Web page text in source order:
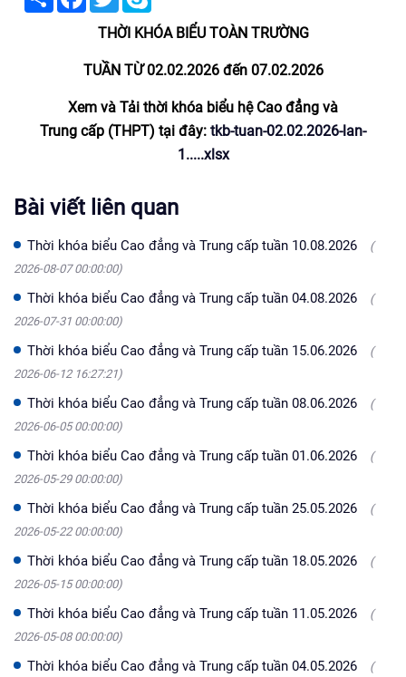
THỜI KHÓA BIỂU TOÀN TRƯỜNG
TUẦN TỪ 02.02.2026 đến 07.02.2026
Xem và Tải thời khóa biểu hệ Cao đẳng và
Trung cấp (THPT) tại đây: tkb-tuan-02.02.2026-lan-
1.....xlsx
Bài viết liên quan
Thời khóa biểu Cao đẳng và Trung cấp tuần 10.08.2026
(
2026-08-07 00:00:00)
Thời khóa biểu Cao đẳng và Trung cấp tuần 04.08.2026
(
2026-07-31 00:00:00)
Thời khóa biểu Cao đẳng và Trung cấp tuần 15.06.2026
(
2026-06-12 16:27:21)
Thời khóa biểu Cao đẳng và Trung cấp tuần 08.06.2026
(
2026-06-05 00:00:00)
Thời khóa biểu Cao đẳng và Trung cấp tuần 01.06.2026
(
2026-05-29 00:00:00)
Thời khóa biểu Cao đẳng và Trung cấp tuần 25.05.2026
(
2026-05-22 00:00:00)
Thời khóa biểu Cao đẳng và Trung cấp tuần 18.05.2026
(
2026-05-15 00:00:00)
Thời khóa biểu Cao đẳng và Trung cấp tuần 11.05.2026
(
2026-05-08 00:00:00)
Thời khóa biểu Cao đẳng và Trung cấp tuần 04.05.2026
(